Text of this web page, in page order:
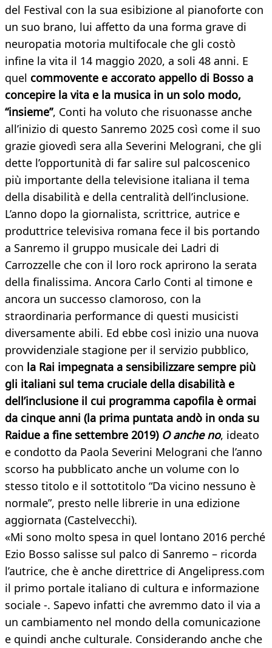
del Festival con la sua esibizione al pianoforte con
un suo brano, lui affetto da una forma grave di
neuropatia motoria multifocale che gli costò
infine la vita il 14 maggio 2020, a soli 48 anni. E
quel commovente e accorato appello di Bosso a
concepire la vita e la musica in un solo modo,
“insieme”, Conti ha voluto che risuonasse anche
all’inizio di questo Sanremo 2025 così come il suo
grazie giovedì sera alla Severini Melograni, che gli
dette l’opportunità di far salire sul palcoscenico
più importante della televisione italiana il tema
della disabilità e della centralità dell’inclusione.
L’anno dopo la giornalista, scrittrice, autrice e
produttrice televisiva romana fece il bis portando
a Sanremo il gruppo musicale dei Ladri di
Carrozzelle che con il loro rock aprirono la serata
della finalissima. Ancora Carlo Conti al timone e
ancora un successo clamoroso, con la
straordinaria performance di questi musicisti
diversamente abili. Ed ebbe così inizio una nuova
provvidenziale stagione per il servizio pubblico,
con la Rai impegnata a sensibilizzare sempre più
gli italiani sul tema cruciale della disabilità e
dell’inclusione il cui programma capofila è ormai
da cinque anni (la prima puntata andò in onda su
Raidue a fine settembre 2019) O anche no, ideato
e condotto da Paola Severini Melograni che l’anno
scorso ha pubblicato anche un volume con lo
stesso titolo e il sottotitolo “Da vicino nessuno è
normale”, presto nelle librerie in una edizione
aggiornata (Castelvecchi).
«Mi sono molto spesa in quel lontano 2016 perché
Ezio Bosso salisse sul palco di Sanremo – ricorda
l’autrice, che è anche direttrice di Angelipress.com
il primo portale italiano di cultura e informazione
sociale -. Sapevo infatti che avremmo dato il via a
un cambiamento nel mondo della comunicazione
e quindi anche culturale. Considerando anche che